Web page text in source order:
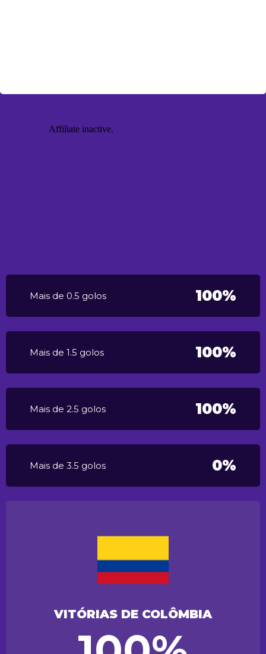
Mais de 0.5 golos 100%
Mais de 1.5 golos 100%
Mais de 2.5 golos 100%
Mais de 3.5 golos 0%
VITÓRIAS DE COLÔMBIA